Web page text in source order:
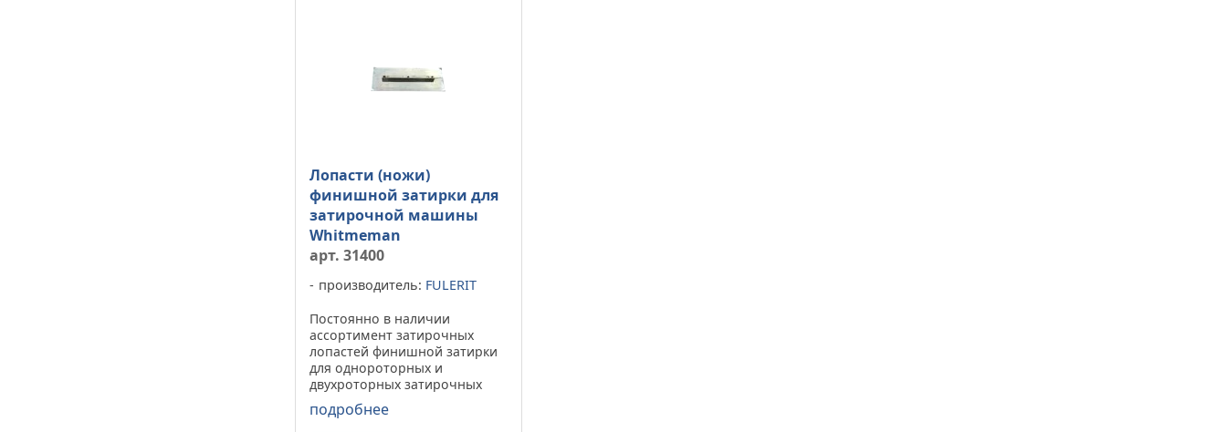
Лопасти (ножи)
финишной затирки для
затирочной машины
Whitmeman
арт. 31400
производитель: FULERIT
Постоянно в наличии
ассортимент затирочных
лопастей финишной затирки
для однороторных и
двухроторных затирочных
машин Whitmeman Лопасть
финишной затирки - это
подробнее